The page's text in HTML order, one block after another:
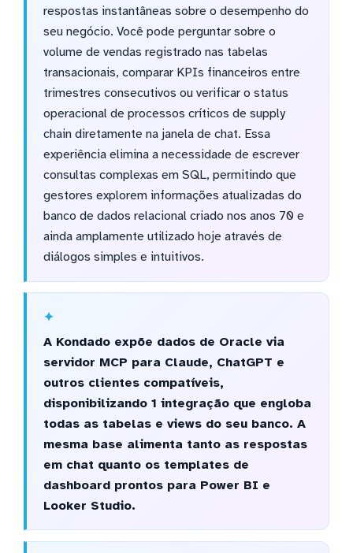
respostas instantâneas sobre o desempenho do
seu negócio. Você pode perguntar sobre o
volume de vendas registrado nas tabelas
transacionais, comparar KPIs financeiros entre
trimestres consecutivos ou verificar o status
operacional de processos críticos de supply
chain diretamente na janela de chat. Essa
experiência elimina a necessidade de escrever
consultas complexas em SQL, permitindo que
gestores explorem informações atualizadas do
banco de dados relacional criado nos anos 70 e
ainda amplamente utilizado hoje através de
diálogos simples e intuitivos.
A Kondado expõe dados de Oracle via
servidor MCP para Claude, ChatGPT e
outros clientes compatíveis,
disponibilizando 1 integração que engloba
todas as tabelas e views do seu banco. A
mesma base alimenta tanto as respostas
em chat quanto os templates de
dashboard prontos para Power BI e
Looker Studio.